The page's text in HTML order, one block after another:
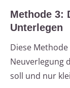
Methode 3:
Unterlegen
Diese
Neuverlegung
soll und nur